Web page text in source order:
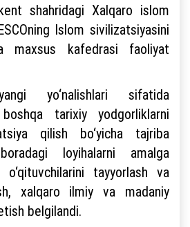
shahridagi Xalqaro islom
Islom sivilizatsiyasini
maxsus kafedrasi faoliyat
yo‘nalishlari sifatida
tarixiy yodgorliklarni
qilish bo‘yicha tajriba
loyihalarni amalga
tayyorlash va
xalqaro ilmiy va madaniy
belgilandi.